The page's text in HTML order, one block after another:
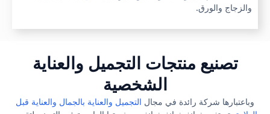
والزجاج والورق.
تصنيع منتجات التجميل والعناية
الشخصية
وباعتبارها شركة رائدة في مجال التجميل والعناية بالجمال والعناية قبل